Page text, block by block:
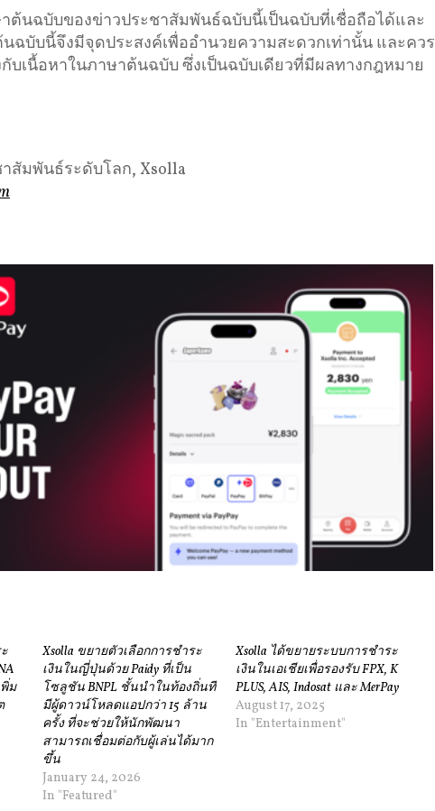
ต้นฉบับของข่าวประชาสัมพันธ์ฉบับนี้เป็นฉบับที่เชื่อถือได้และ
ฉบับนี้จึงมีจุดประสงค์เพื่ออำนวยความสะดวกเท่านั้น และควร
กับเนื้อหาในภาษาต้นฉบับ ซึ่งเป็นฉบับเดียวที่มีผลทางกฎหมาย
สัมพันธ์ระดับโลก, Xsolla
ม
Xsolla ขยายตัวเลือกการชำระ
เงินในญี่ปุ่นด้วย Paidy ที่เป็น
โซลูชัน BNPL ชั้นนำในท้องถิ่นที่
มีผู้ดาวน์โหลดแอปกว่า 15 ล้าน
ครั้ง ที่จะช่วยให้นักพัฒนา
สามารถเชื่อมต่อกับผู้เล่นได้มาก
ขึ้น
January 24, 2026
In "Featured"
Xsolla ได้ขยายระบบการชำระ
เงินในเอเชียเพื่อรองรับ FPX, K
PLUS, AIS, Indosat และ MerPay
August 17, 2025
In "Entertainment"